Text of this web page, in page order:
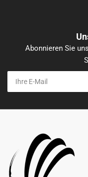
Abonnieren Sie
Ihre
Mail